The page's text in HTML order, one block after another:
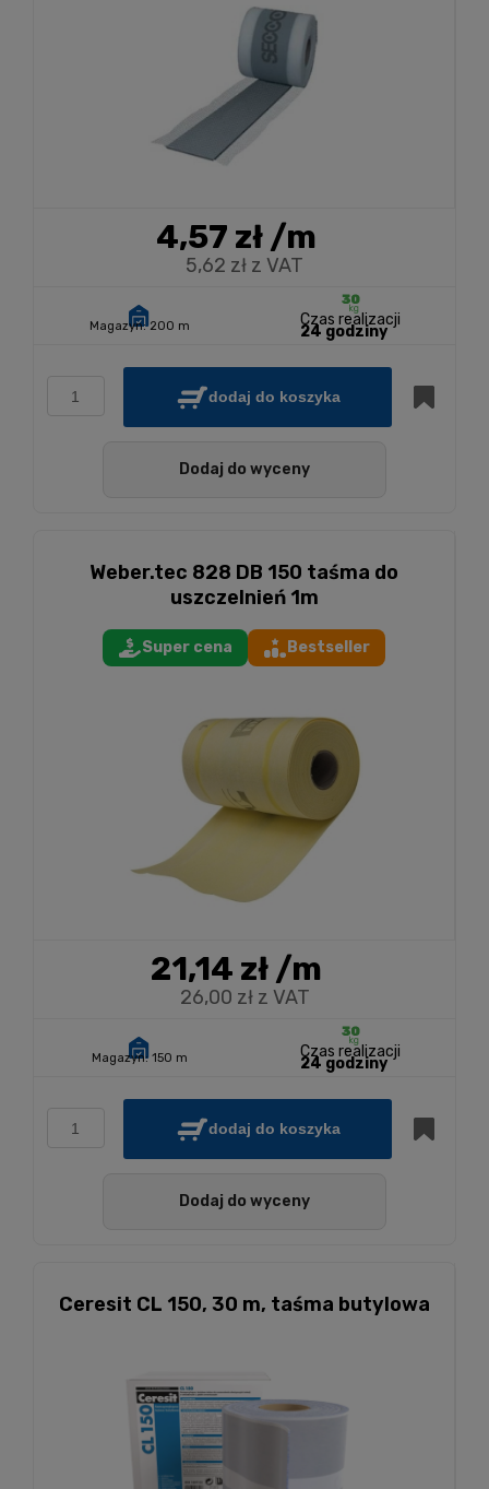
4,57 zł/m
5,62 zł z VAT
Magazyn: 200 m Czas realizacji
24 godziny
dodaj do koszyka
Dodaj do wyceny
Weber.tec 828 DB 150 taśma do
uszczelnień 1m
Super cena Bestseller
21,14 zł/m
26,00 zł z VAT
Magazyn: 150 m Czas realizacji
24 godziny
dodaj do koszyka
Dodaj do wyceny
Ceresit CL 150, 30 m, taśma butylowa